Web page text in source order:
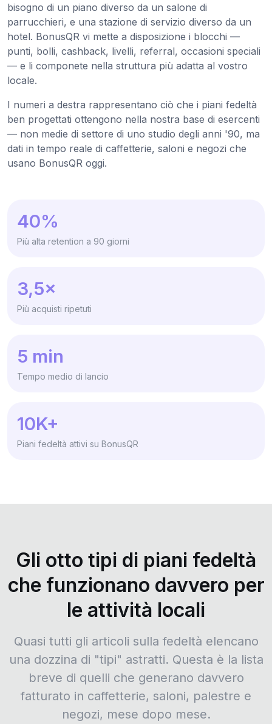
bisogno di un piano diverso da un salone di
parrucchieri, e una stazione di servizio diverso da un
hotel. BonusQR vi mette a disposizione i blocchi —
punti, bolli, cashback, livelli, referral, occasioni speciali
— e li componete nella struttura più adatta al vostro
locale.
I numeri a destra rappresentano ciò che i piani fedeltà
ben progettati ottengono nella nostra base di esercenti
— non medie di settore di uno studio degli anni '90, ma
dati in tempo reale di caffetterie, saloni e negozi che
usano BonusQR oggi.
40%
Più alta retention a 90 giorni
3,5×
Più acquisti ripetuti
5 min
Tempo medio di lancio
10K+
Piani fedeltà attivi su BonusQR
Gli otto tipi di piani fedeltà
che funzionano davvero per
le attività locali
Quasi tutti gli articoli sulla fedeltà elencano
una dozzina di "tipi" astratti. Questa è la lista
breve di quelli che generano davvero
fatturato in caffetterie, saloni, palestre e
negozi, mese dopo mese.